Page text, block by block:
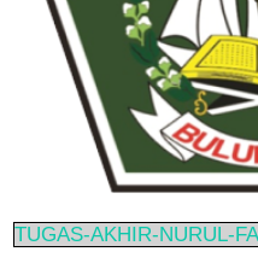
TUGAS-AKHIR-NURUL-